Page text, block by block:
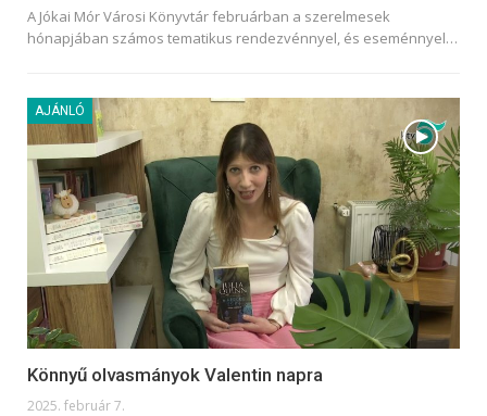
A Jókai Mór Városi Könyvtár februárban a szerelmesek
hónapjában számos tematikus rendezvénnyel, és eseménnyel…
AJÁNLÓ
Könnyű olvasmányok Valentin napra
2025. február 7.